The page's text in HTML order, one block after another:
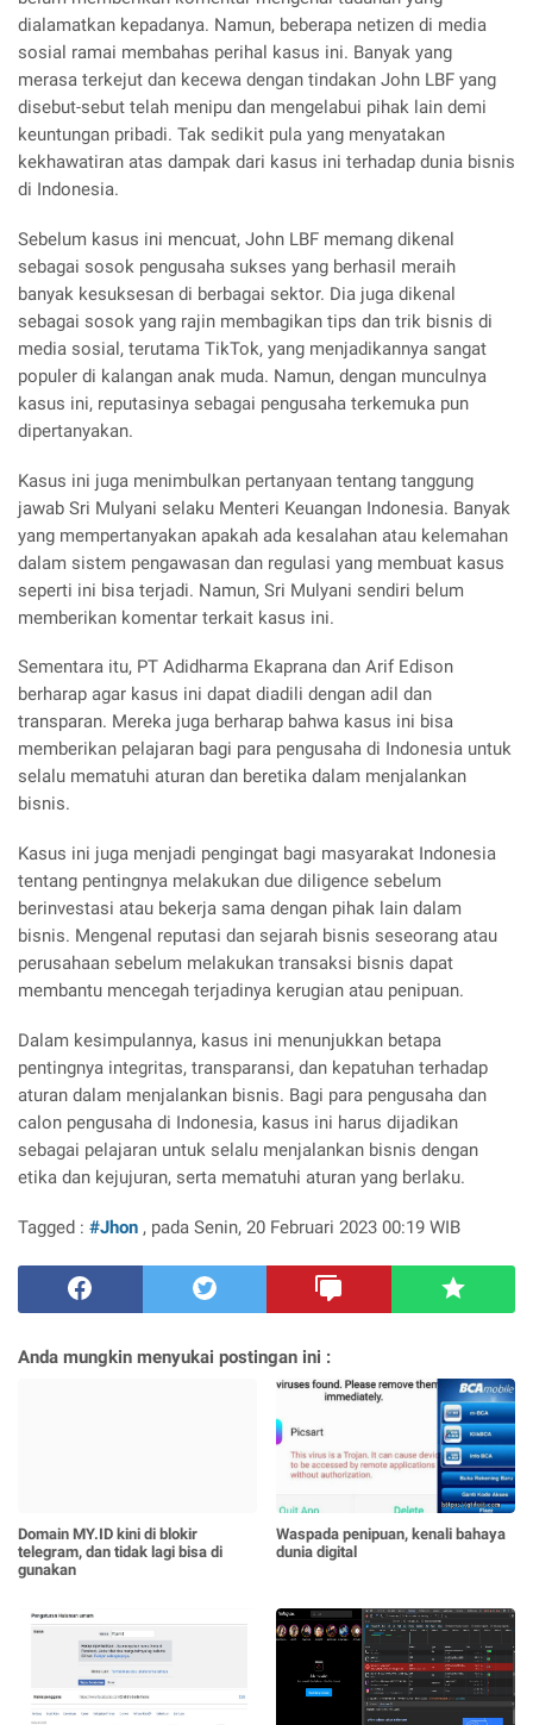
dialamatkan kepadanya. Namun, beberapa netizen di media
sosial ramai membahas perihal kasus ini. Banyak yang
merasa terkejut dan kecewa dengan tindakan John LBF yang
disebut-sebut telah menipu dan mengelabui pihak lain demi
keuntungan pribadi. Tak sedikit pula yang menyatakan
kekhawatiran atas dampak dari kasus ini terhadap dunia bisnis
di Indonesia.
Sebelum kasus ini mencuat, John LBF memang dikenal
sebagai sosok pengusaha sukses yang berhasil meraih
banyak kesuksesan di berbagai sektor. Dia juga dikenal
sebagai sosok yang rajin membagikan tips dan trik bisnis di
media sosial, terutama TikTok, yang menjadikannya sangat
populer di kalangan anak muda. Namun, dengan munculnya
kasus ini, reputasinya sebagai pengusaha terkemuka pun
dipertanyakan.
Kasus ini juga menimbulkan pertanyaan tentang tanggung
jawab Sri Mulyani selaku Menteri Keuangan Indonesia. Banyak
yang mempertanyakan apakah ada kesalahan atau kelemahan
dalam sistem pengawasan dan regulasi yang membuat kasus
seperti ini bisa terjadi. Namun, Sri Mulyani sendiri belum
memberikan komentar terkait kasus ini.
Sementara itu, PT Adidharma Ekaprana dan Arif Edison
berharap agar kasus ini dapat diadili dengan adil dan
transparan. Mereka juga berharap bahwa kasus ini bisa
memberikan pelajaran bagi para pengusaha di Indonesia untuk
selalu mematuhi aturan dan beretika dalam menjalankan
bisnis.
Kasus ini juga menjadi pengingat bagi masyarakat Indonesia
tentang pentingnya melakukan due diligence sebelum
berinvestasi atau bekerja sama dengan pihak lain dalam
bisnis. Mengenal reputasi dan sejarah bisnis seseorang atau
perusahaan sebelum melakukan transaksi bisnis dapat
membantu mencegah terjadinya kerugian atau penipuan.
Dalam kesimpulannya, kasus ini menunjukkan betapa
pentingnya integritas, transparansi, dan kepatuhan terhadap
aturan dalam menjalankan bisnis. Bagi para pengusaha dan
calon pengusaha di Indonesia, kasus ini harus dijadikan
sebagai pelajaran untuk selalu menjalankan bisnis dengan
etika dan kejujuran, serta mematuhi aturan yang berlaku.
Tagged : #Jhon , pada Senin, 20 Februari 2023 00:19 WIB
Anda mungkin menyukai postingan ini :
Domain MY.ID kini di blokir
telegram, dan tidak lagi bisa di
gunakan
Waspada penipuan, kenali bahaya
dunia digital